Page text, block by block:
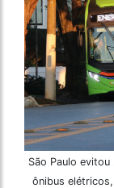
São Paulo
ônibus